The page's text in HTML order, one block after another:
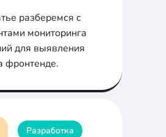
разберемся с
мониторинга
для выявления
фронтенде.
Разработка